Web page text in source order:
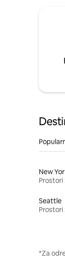
New
Prostori
Seattle
Prostori
*Za